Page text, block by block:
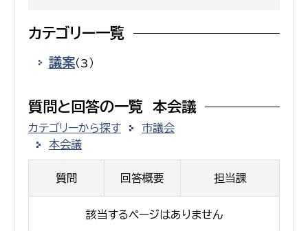
カテゴリー一覧
議案（3）
質問と回答の一覧 本会議
カテゴリーから探す
市議会
本会議
質問 回答概要 担当課
該当するページはありません